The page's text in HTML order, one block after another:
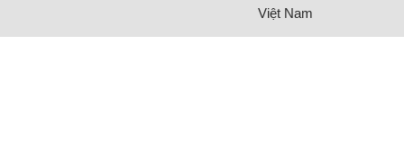
Việt Nam